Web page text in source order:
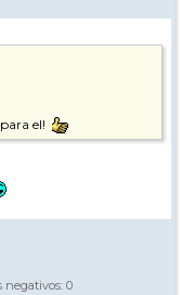
el!
negativos: 0